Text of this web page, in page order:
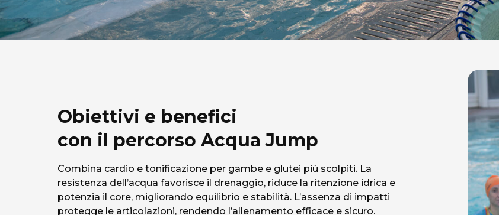
Obiettivi e benefici
con il percorso Acqua Jump
Combina cardio e tonificazione per gambe e glutei più scolpiti. La
resistenza dell’acqua favorisce il drenaggio, riduce la ritenzione idrica e
potenzia il core, migliorando equilibrio e stabilità. L’assenza di impatti
protegge le articolazioni, rendendo l’allenamento efficace e sicuro.